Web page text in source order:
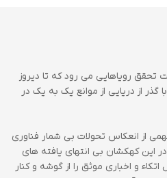
تحقق رویاهایی می رود که تا دیروز
از دریایی از موانع یک به یک در
از انعکاس تحولات بی شمار فناوری
این کهکشان بی انتهای یافته های
و اخباری موثق را از گوشه و کنار